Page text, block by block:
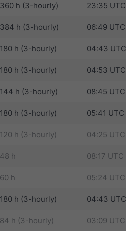
360 h (3-hourly) 23:35 UTC
384 h (3-hourly) 06:49 UTC
180 h (3-hourly) 04:43 UTC
180 h (3-hourly) 04:53 UTC
144 h (3-hourly) 08:45 UTC
180 h (3-hourly) 05:41 UTC
120 h (3-hourly) 04:25 UTC
48 h 08:17 UTC
60 h 05:24 UTC
180 h (3-hourly) 04:43 UTC
84 h (3-hourly) 03:09 UTC